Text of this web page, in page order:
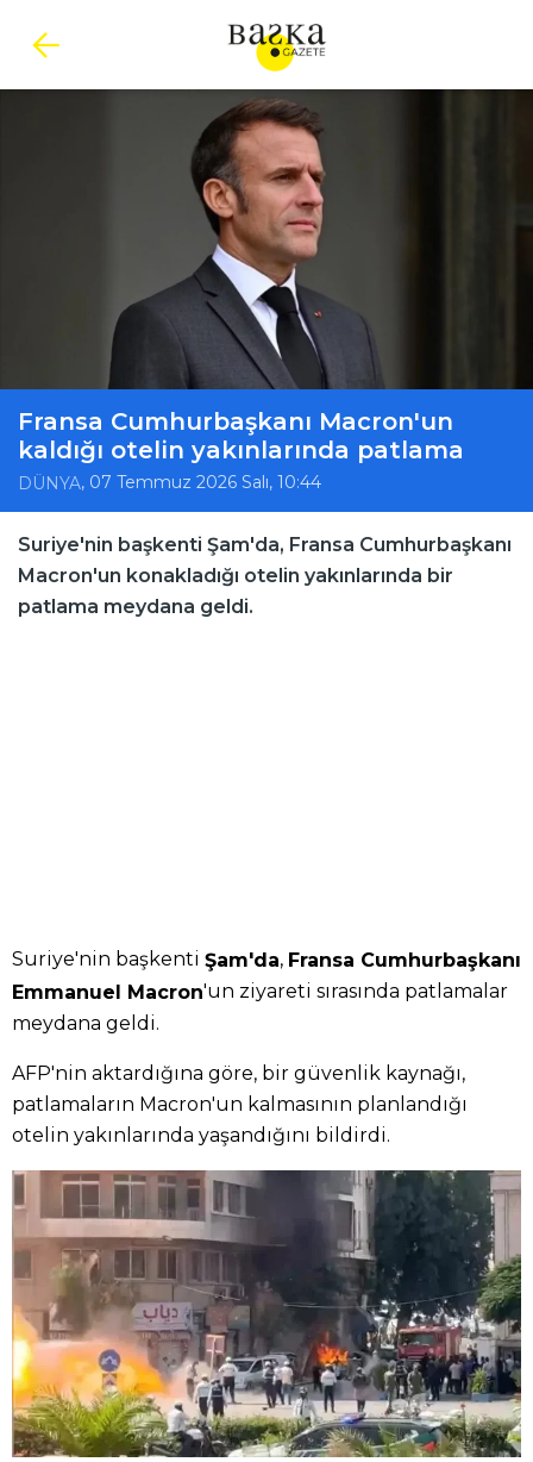
Fransa Cumhurbaşkanı Macron'un
kaldığı otelin yakınlarında patlama
DÜNYA, 07 Temmuz 2026 Salı, 10:44
Suriye'nin başkenti Şam'da, Fransa Cumhurbaşkanı
Macron'un konakladığı otelin yakınlarında bir
patlama meydana geldi.
Suriye'nin başkenti Şam'da, Fransa Cumhurbaşkanı
Emmanuel Macron'un ziyareti sırasında patlamalar
meydana geldi.
AFP'nin aktardığına göre, bir güvenlik kaynağı,
patlamaların Macron'un kalmasının planlandığı
otelin yakınlarında yaşandığını bildirdi.